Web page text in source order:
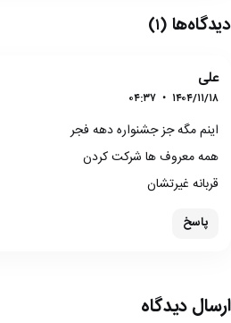
دیدگاه‌ها (۱)
علی
۱۴۰۴/۱۱/۱۸ •
اینم مگه جز جشنواره دهه فجر
همه معروف ها شرکت کردن
قربانه غیرتشان
پاسخ
ارسال دیدگاه